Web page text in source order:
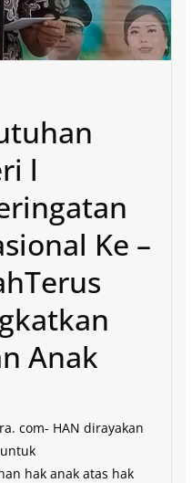
l
Ke –
Anak
com- HAN dirayakan
hak anak atas hak